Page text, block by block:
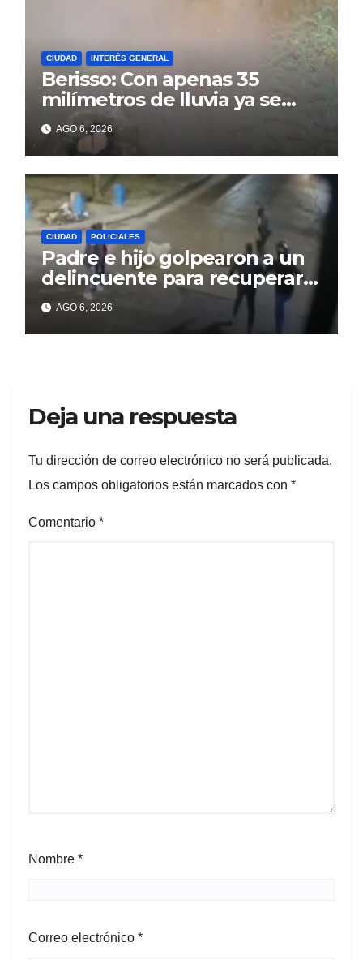
CIUDAD INTERÉS GENERAL
Berisso: Con apenas 35
milímetros de lluvia ya se
sienten los problemas
AGO 6, 2026
CIUDAD POLICIALES
Padre e hijo golpearon a un
delincuente para recuperar
un celular robado en Berisso
AGO 6, 2026
Deja una respuesta
Tu dirección de correo electrónico no será publicada.
Los campos obligatorios están marcados con *
Comentario *
Nombre *
Correo electrónico *